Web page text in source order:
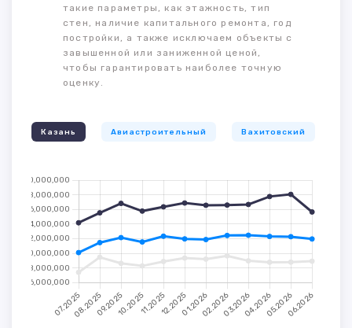
такие параметры, как этажность, тип
стен, наличие капитального ремонта, год
постройки, а также исключаем объекты с
завышенной или заниженной ценой,
чтобы гарантировать наиболее точную
оценку.
Казань Авиастроительный Вахитовский